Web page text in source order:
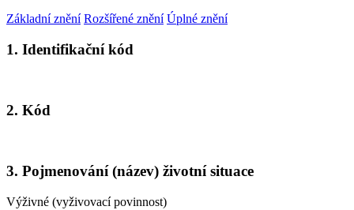
Základní znění Rozšířené znění Úplné znění
1. Identifikační kód
2. Kód
3. Pojmenování (název) životní situace
Výživné (vyživovací povinnost)